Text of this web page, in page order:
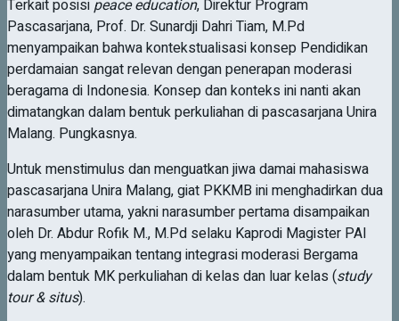
Terkait posisi peace education, Direktur Program
Pascasarjana, Prof. Dr. Sunardji Dahri Tiam, M.Pd
menyampaikan bahwa kontekstualisasi konsep Pendidikan
perdamaian sangat relevan dengan penerapan moderasi
beragama di Indonesia. Konsep dan konteks ini nanti akan
dimatangkan dalam bentuk perkuliahan di pascasarjana Unira
Malang. Pungkasnya.
Untuk menstimulus dan menguatkan jiwa damai mahasiswa
pascasarjana Unira Malang, giat PKKMB ini menghadirkan dua
narasumber utama, yakni narasumber pertama disampaikan
oleh Dr. Abdur Rofik M., M.Pd selaku Kaprodi Magister PAI
yang menyampaikan tentang integrasi moderasi Bergama
dalam bentuk MK perkuliahan di kelas dan luar kelas (study
tour & situs).